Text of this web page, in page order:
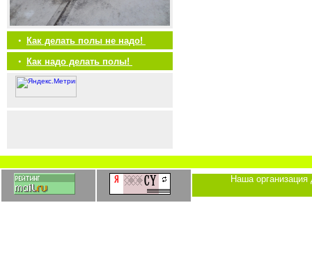
•
Как делать полы не надо!
•
Как надо делать полы!
Наша